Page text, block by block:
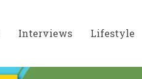
Interviews Lifestyle